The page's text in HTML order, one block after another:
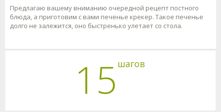
Предлагаю вашему вниманию очередной рецепт постного
блюда, а приготовим с вами печенье крекер. Такое печенье
долго не залежится, оно быстренько улетает со стола.
15 шагов